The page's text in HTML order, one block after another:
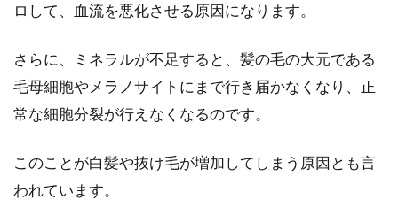
ロして、血流を悪化させる原因になります。
さらに、ミネラルが不足すると、髪の毛の大元である
毛母細胞やメラノサイトにまで行き届かなくなり、正
常な細胞分裂が行えなくなるのです。
このことが白髪や抜け毛が増加してしまう原因とも言
われています。